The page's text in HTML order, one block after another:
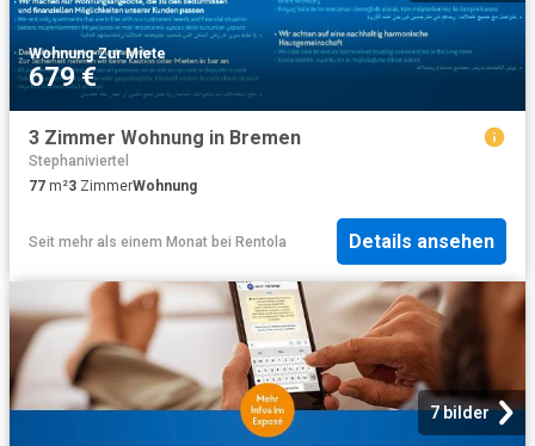
Wohnung·Zur Miete
679 €
3 Zimmer Wohnung in Bremen
Stephaniviertel
77 m²3 ZimmerWohnung
Seit mehr als einem Monat bei Rentola Details ansehen
7 bilder